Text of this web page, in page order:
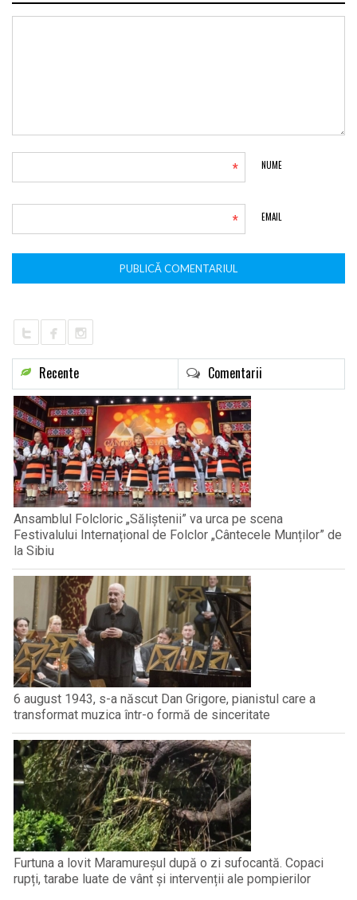
NUME
*
EMAIL
*
Recente Comentarii
Ansamblul Folcloric „Săliștenii” va urca pe scena
Festivalului Internațional de Folclor „Cântecele Munților” de
la Sibiu
6 august 1943, s-a născut Dan Grigore, pianistul care a
transformat muzica într-o formă de sinceritate
Furtuna a lovit Maramureșul după o zi sufocantă. Copaci
rupți, tarabe luate de vânt și intervenții ale pompierilor